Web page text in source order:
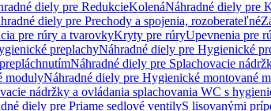
diely pre RedukcieKolenáNáhradné diely pre
diely pre Prechody a spojenia, rozoberateľné
pre rúry a tvarovkyKryty pre rúryUpevnenia pre
preplachyNáhradné diely pre Hygienické
Náhradné diely pre Splachovacie
modulyNáhradné diely pre Hygienické montované
nádržky a ovládania splachovania WC s
diely pre Priame sedlové ventilyS lisovanými